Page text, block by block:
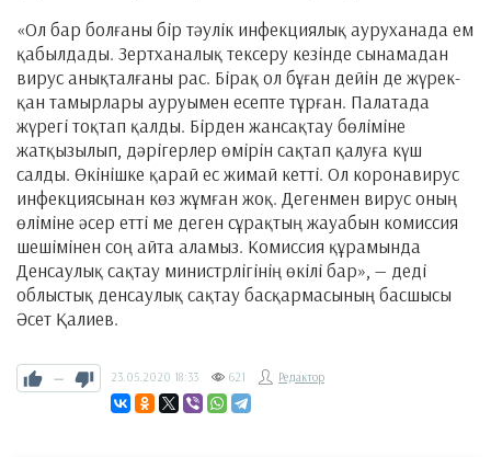
«Ол бар болғаны бір тәулік инфекциялық ауруханада ем
қабылдады. Зертханалық тексеру кезінде сынамадан
вирус анықталғаны рас. Бірақ ол бұған дейін де жүрек-
қан тамырлары ауруымен есепте тұрған. Палатада
жүрегі тоқтап қалды. Бірден жансақтау бөліміне
жатқызылып, дәрігерлер өмірін сақтап қалуға күш
салды. Өкінішке қарай ес жимай кетті. Ол коронавирус
инфекциясынан көз жұмған жоқ. Дегенмен вирус оның
өліміне әсер етті ме деген сұрақтың жауабын комиссия
шешімінен соң айта аламыз. Комиссия құрамында
Денсаулық сақтау министрлігінің өкілі бар», — деді
облыстық денсаулық сақтау басқармасының басшысы
Әсет Қалиев.
— 23.05.2020 18:33 621 Редактор